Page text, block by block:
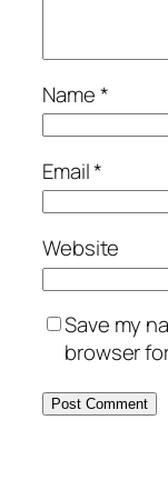
Name*
Email*
Website
Save my
browser